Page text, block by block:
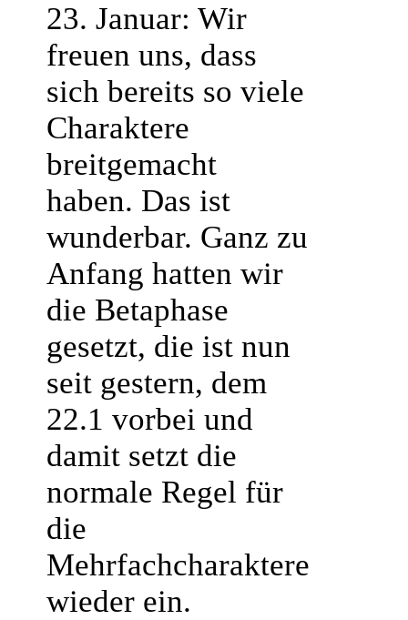
23. Januar: Wir
freuen uns, dass
sich bereits so viele
Charaktere
breitgemacht
haben. Das ist
wunderbar. Ganz zu
Anfang hatten wir
die Betaphase
gesetzt, die ist nun
seit gestern, dem
22.1 vorbei und
damit setzt die
normale Regel für
die
Mehrfachcharaktere
wieder ein.